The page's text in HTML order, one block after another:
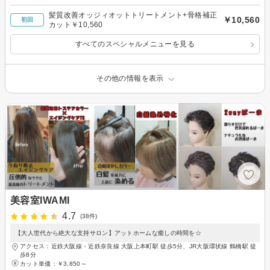
初回
髪質改善オッジィオットトリートメント+骨格補正
カット￥10,560
￥10,560
すべてのスペシャルメニューを見る
その他の情報を表示
美容室IWAMI
4.7
(38件)
【大人世代から絶大な支持サロン】アットホームな癒しの時間を☆
アクセス：近鉄大阪線・近鉄奈良線 大阪上本町駅 徒歩5分、JR大阪環状線 鶴橋駅 徒
歩8分
カット単価： ￥3,850～